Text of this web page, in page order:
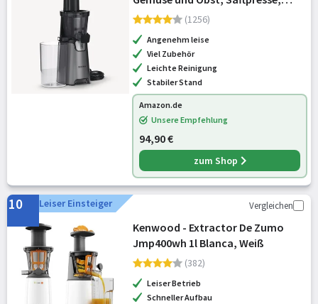
elektrisch (1256)
Angenehm leise
Viel Zubehör
Leichte Reinigung
Stabiler Stand
Amazon.de
Unsere Empfehlung
94,90 €
zum Shop
10 Leiser Einsteiger Vergleichen
Kenwood - Extractor De Zumo
Jmp400wh 1l Blanca, Weiß
(382)
Leiser Betrieb
Schneller Aufbau